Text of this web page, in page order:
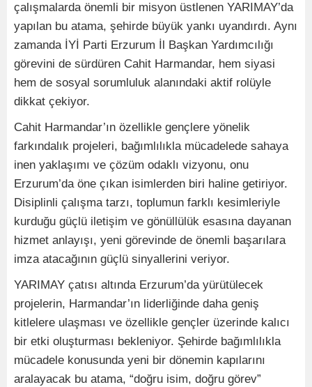
çalışmalarda önemli bir misyon üstlenen YARIMAY’da
yapılan bu atama, şehirde büyük yankı uyandırdı. Aynı
zamanda İYİ Parti Erzurum İl Başkan Yardımcılığı
görevini de sürdüren Cahit Harmandar, hem siyasi
hem de sosyal sorumluluk alanındaki aktif rolüyle
dikkat çekiyor.
Cahit Harmandar’ın özellikle gençlere yönelik
farkındalık projeleri, bağımlılıkla mücadelede sahaya
inen yaklaşımı ve çözüm odaklı vizyonu, onu
Erzurum’da öne çıkan isimlerden biri haline getiriyor.
Disiplinli çalışma tarzı, toplumun farklı kesimleriyle
kurduğu güçlü iletişim ve gönüllülük esasına dayanan
hizmet anlayışı, yeni görevinde de önemli başarılara
imza atacağının güçlü sinyallerini veriyor.
YARIMAY çatısı altında Erzurum’da yürütülecek
projelerin, Harmandar’ın liderliğinde daha geniş
kitlelere ulaşması ve özellikle gençler üzerinde kalıcı
bir etki oluşturması bekleniyor. Şehirde bağımlılıkla
mücadele konusunda yeni bir dönemin kapılarını
aralayacak bu atama, “doğru isim, doğru görev”